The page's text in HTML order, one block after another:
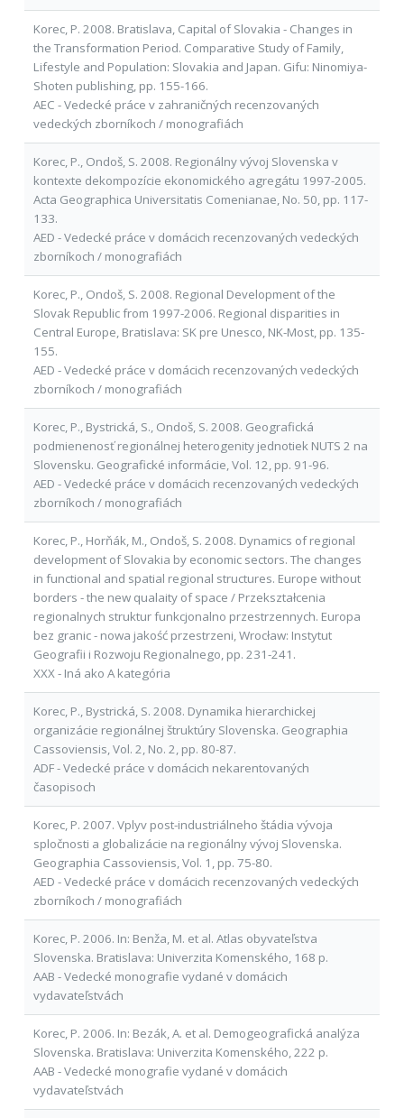
Korec, P. 2008. Bratislava, Capital of Slovakia - Changes in
the Transformation Period. Comparative Study of Family,
Lifestyle and Population: Slovakia and Japan. Gifu: Ninomiya-
Shoten publishing, pp. 155-166.
AEC - Vedecké práce v zahraničných recenzovaných
vedeckých zborníkoch / monografiách
Korec, P., Ondoš, S. 2008. Regionálny vývoj Slovenska v
kontexte dekompozície ekonomického agregátu 1997-2005.
Acta Geographica Universitatis Comenianae, No. 50, pp. 117-
133.
AED - Vedecké práce v domácich recenzovaných vedeckých
zborníkoch / monografiách
Korec, P., Ondoš, S. 2008. Regional Development of the
Slovak Republic from 1997-2006. Regional disparities in
Central Europe, Bratislava: SK pre Unesco, NK-Most, pp. 135-
155.
AED - Vedecké práce v domácich recenzovaných vedeckých
zborníkoch / monografiách
Korec, P., Bystrická, S., Ondoš, S. 2008. Geografická
podmienenosť regionálnej heterogenity jednotiek NUTS 2 na
Slovensku. Geografické informácie, Vol. 12, pp. 91-96.
AED - Vedecké práce v domácich recenzovaných vedeckých
zborníkoch / monografiách
Korec, P., Horňák, M., Ondoš, S. 2008. Dynamics of regional
development of Slovakia by economic sectors. The changes
in functional and spatial regional structures. Europe without
borders - the new qualaity of space / Przekształcenia
regionalnych struktur funkcjonalno przestrzennych. Europa
bez granic - nowa jakość przestrzeni, Wrocław: Instytut
Geografii i Rozwoju Regionalnego, pp. 231-241.
XXX - Iná ako A kategória
Korec, P., Bystrická, S. 2008. Dynamika hierarchickej
organizácie regionálnej štruktúry Slovenska. Geographia
Cassoviensis, Vol. 2, No. 2, pp. 80-87.
ADF - Vedecké práce v domácich nekarentovaných
časopisoch
Korec, P. 2007. Vplyv post-industriálneho štádia vývoja
spločnosti a globalizácie na regionálny vývoj Slovenska.
Geographia Cassoviensis, Vol. 1, pp. 75-80.
AED - Vedecké práce v domácich recenzovaných vedeckých
zborníkoch / monografiách
Korec, P. 2006. In: Benža, M. et al. Atlas obyvateľstva
Slovenska. Bratislava: Univerzita Komenského, 168 p.
AAB - Vedecké monografie vydané v domácich
vydavateľstvách
Korec, P. 2006. In: Bezák, A. et al. Demogeografická analýza
Slovenska. Bratislava: Univerzita Komenského, 222 p.
AAB - Vedecké monografie vydané v domácich
vydavateľstvách